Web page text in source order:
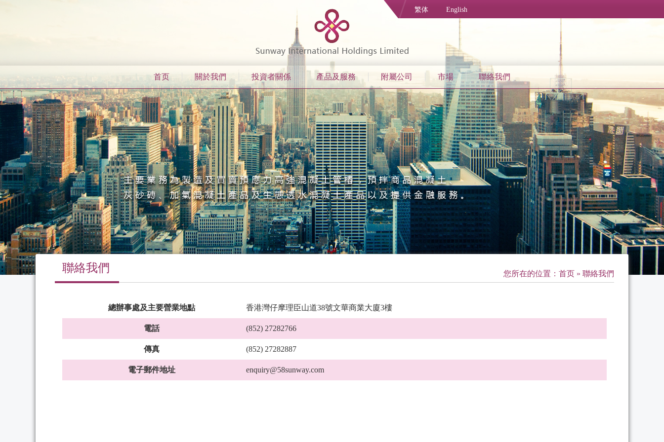
首页 關於我們 投資者關係 產品及服務 附屬公司 市場 聯絡我們
繁体 English
聯絡我們 您所在的位置： 首页 » 聯絡我們
總辦事處及主要營業地點 香港灣仔摩理臣山道38號文華商業大廈3樓
電話 (852) 27282766
傳真 (852) 27282887
電子郵件地址 enquiry@58sunway.com